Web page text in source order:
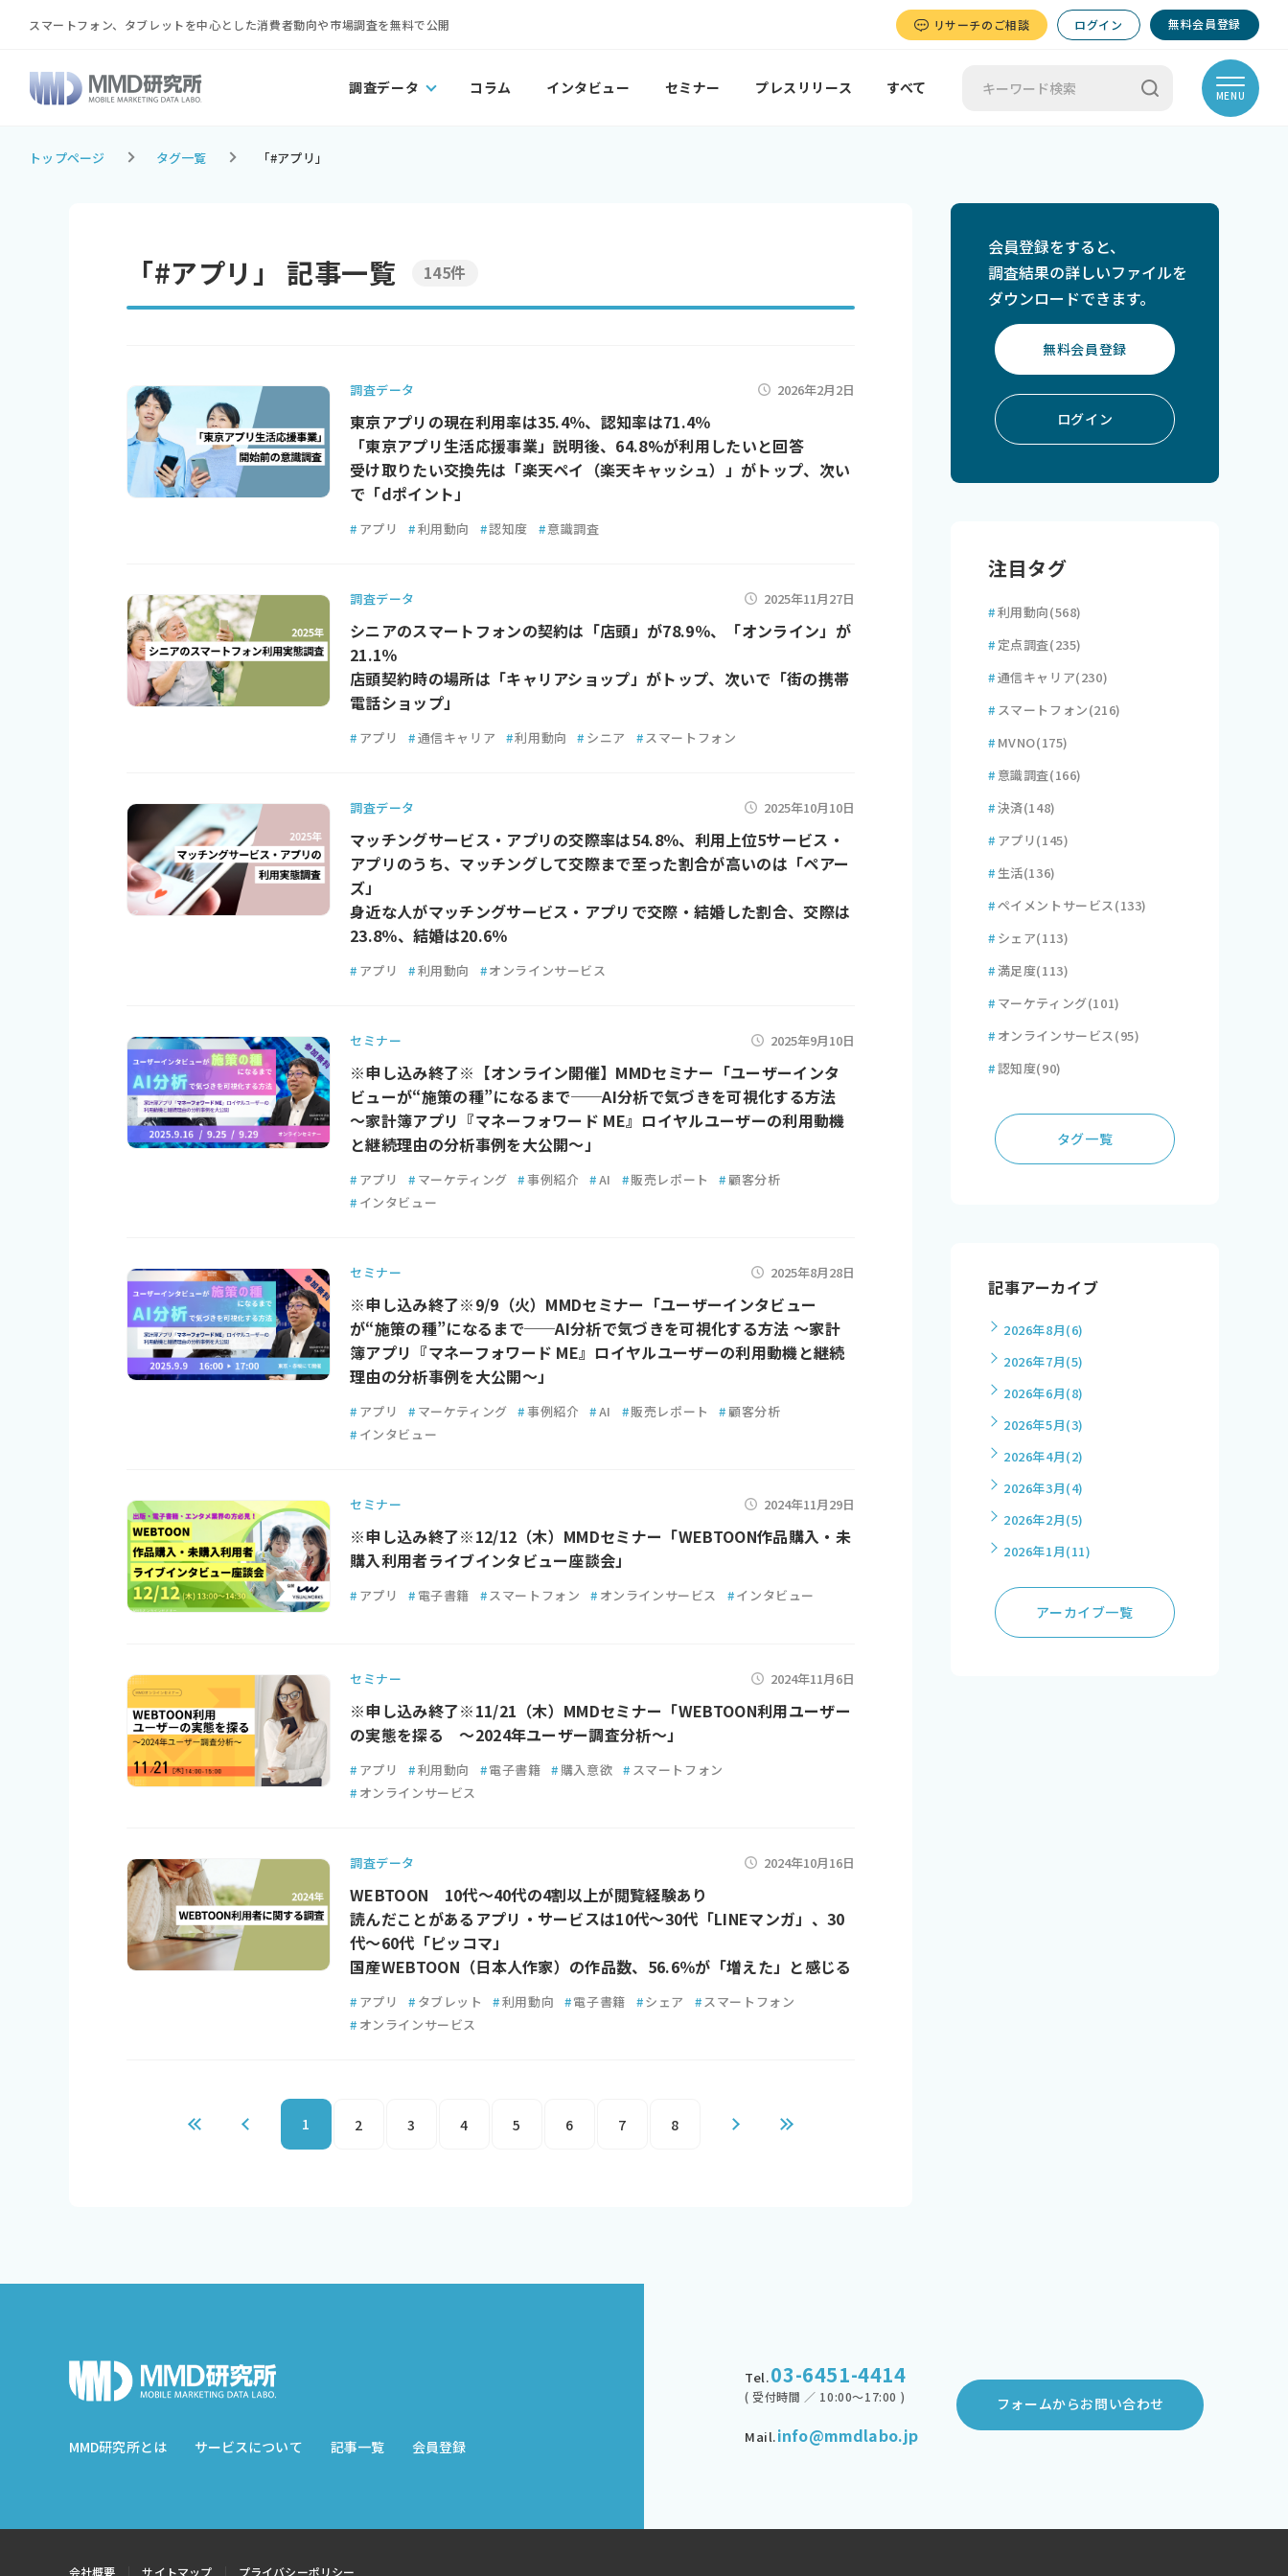
スマートフォン、タブレットを中心とした消費者動向や市場調査を無料で公開 リサーチのご相談 ログイン 無料会員登録
調査データ コラム インタビュー セミナー プレスリリース すべて MENU
トップページ タグ一覧 「#アプリ」
「#アプリ」 記事一覧 145件
調査データ 2026年2月2日
東京アプリの現在利用率は35.4％、認知率は71.4％
「東京アプリ生活応援事業」説明後、64.8%が利用したいと回答
受け取りたい交換先は「楽天ペイ（楽天キャッシュ）」がトップ、次い
で「dポイント」
# アプリ #利用動向 #認知度 #意識調査
調査データ 2025年11月27日
シニアのスマートフォンの契約は「店頭」が78.9％、「オンライン」が
21.1％
店頭契約時の場所は「キャリアショップ」がトップ、次いで「街の携帯
電話ショップ」
# アプリ #通信キャリア #利用動向 # シニア #スマートフォン
調査データ 2025年10月10日
マッチングサービス・アプリの交際率は54.8％、利用上位5サービス・
アプリのうち、マッチングして交際まで至った割合が高いのは「ペアー
ズ」
身近な人がマッチングサービス・アプリで交際・結婚した割合、交際は
23.8％、結婚は20.6％
# アプリ #利用動向 #オンラインサービス
セミナー 2025年9月10日
※申し込み終了※【オンライン開催】MMDセミナー「ユーザーインタ
ビューが“施策の種”になるまで──AI分析で気づきを可視化する方法
～家計簿アプリ『マネーフォワード ME』ロイヤルユーザーの利用動機
と継続理由の分析事例を大公開～」
# アプリ # マーケティング # 事例紹介 #AI #販売レポート #顧客分析
# インタビュー
セミナー 2025年8月28日
※申し込み終了※9/9（火）MMDセミナー「ユーザーインタビュー
が“施策の種”になるまで──AI分析で気づきを可視化する方法 ～家計
簿アプリ『マネーフォワード ME』ロイヤルユーザーの利用動機と継続
理由の分析事例を大公開～」
# アプリ # マーケティング # 事例紹介 #AI #販売レポート #顧客分析
# インタビュー
セミナー 2024年11月29日
※申し込み終了※12/12（木）MMDセミナー「WEBTOON作品購入・未
購入利用者ライブインタビュー座談会」
# アプリ # 電子書籍 #スマートフォン # オンラインサービス #インタビュー
セミナー 2024年11月6日
※申し込み終了※11/21（木）MMDセミナー「WEBTOON利用ユーザー
の実態を探る ～2024年ユーザー調査分析～」
# アプリ #利用動向 #電子書籍 # 購入意欲 # スマートフォン
# オンラインサービス
調査データ 2024年10月16日
WEBTOON 10代～40代の4割以上が閲覧経験あり
読んだことがあるアプリ・サービスは10代～30代「LINEマンガ」、30
代～60代「ピッコマ」
国産WEBTOON（日本人作家）の作品数、56.6％が「増えた」と感じる
# アプリ # タブレット #利用動向 #電子書籍 #シェア #スマートフォン
# オンラインサービス
1 2 3 4 5 6 7 8
会員登録をすると、
調査結果の詳しいファイルを
ダウンロードできます。
無料会員登録
ログイン
注目タグ
#利用動向(568)
# 定点調査(235)
#通信キャリア(230)
# スマートフォン(216)
# MVNO(175)
# 意識調査(166)
#決済(148)
# アプリ(145)
# 生活(136)
#ペイメントサービス(133)
# シェア(113)
#満足度(113)
# マーケティング(101)
# オンラインサービス(95)
#認知度(90)
タグ一覧
記事アーカイブ
2026年8月(6)
2026年7月(5)
2026年6月(8)
2026年5月(3)
2026年4月(2)
2026年3月(4)
2026年2月(5)
2026年1月(11)
アーカイブ一覧
MMD研究所とは サービスについて 記事一覧 会員登録
Tel.03-6451-4414
( 受付時間 ／ 10:00～17:00 )
Mail.info@mmdlabo.jp
フォームからお問い合わせ
会社概要 サイトマップ プライバシーポリシー